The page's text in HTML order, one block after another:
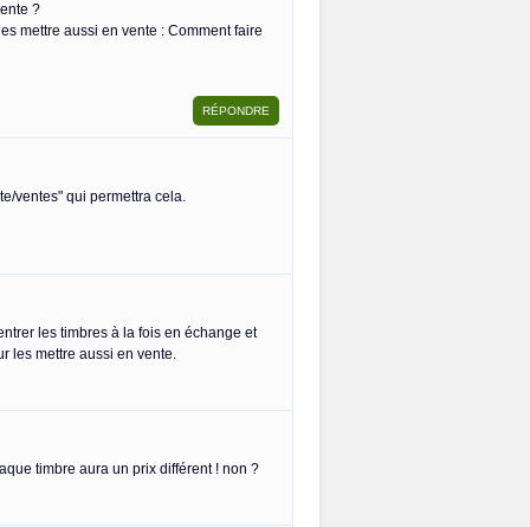
?
mettre aussi en vente : Comment faire
ventes" qui permettra cela.
les timbres à la fois en échange et
les mettre aussi en vente.
timbre aura un prix différent ! non ?